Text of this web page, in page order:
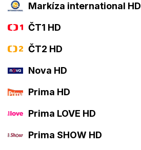
Markíza international HD
ČT1 HD
ČT2 HD
Nova HD
Prima HD
Prima LOVE HD
Prima SHOW HD